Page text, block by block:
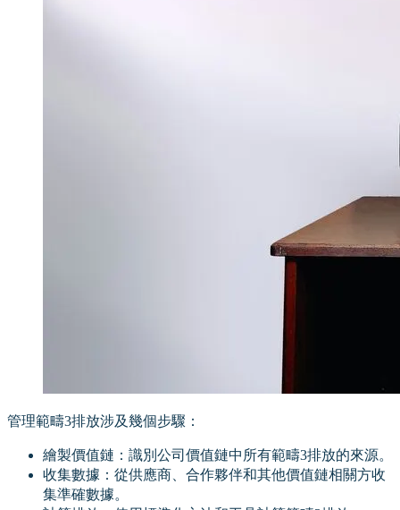
管理範疇3排放涉及幾個步驟：
繪製價值鏈：識別公司價值鏈中所有範疇3排放的來源。
收集數據：從供應商、合作夥伴和其他價值鏈相關方收
集準確數據。